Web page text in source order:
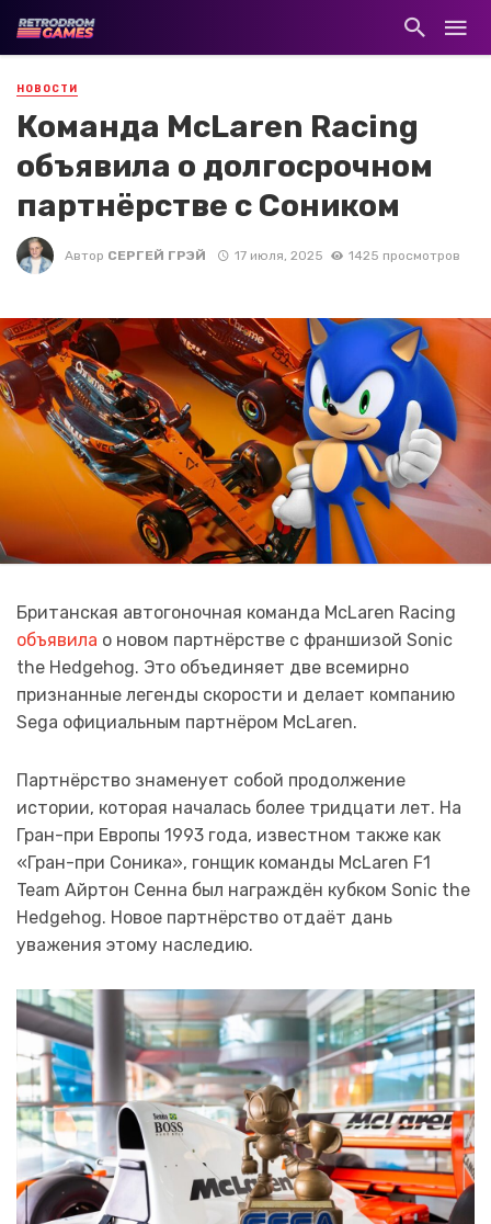
НОВОСТИ
Команда McLaren Racing
объявила о долгосрочном
партнёрстве с Соником
Автор СЕРГЕЙ ГРЭЙ 17 июля, 2025 1425 просмотров
Британская автогоночная команда McLaren Racing
объявила о новом партнёрстве с франшизой Sonic
the Hedgehog. Это объединяет две всемирно
признанные легенды скорости и делает компанию
Sega официальным партнёром McLaren.
Партнёрство знаменует собой продолжение
истории, которая началась более тридцати лет. На
Гран-при Европы 1993 года, известном также как
«Гран-при Соника», гонщик команды McLaren F1
Team Айртон Сенна был награждён кубком Sonic the
Hedgehog. Новое партнёрство отдаёт дань
уважения этому наследию.